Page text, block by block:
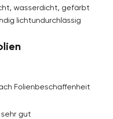
wasserdicht, gefärbt
lichtundurchlässig
Folienbeschaffenheit
sehr gut